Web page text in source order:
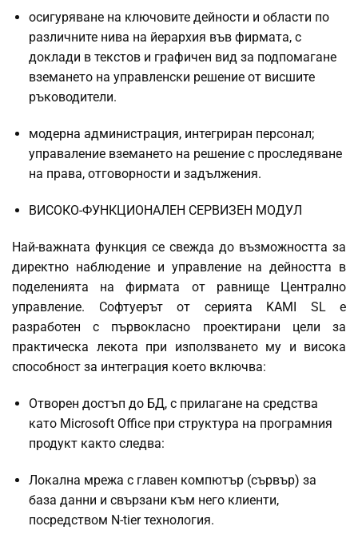
осигуряване на ключовите дейности и области по
различните нива на йерархия във фирмата, с
доклади в текстов и графичен вид за подпомагане
вземането на управленски решение от висшите
ръководители.
модерна администрация, интегриран персонал;
управаление вземането на решение с проследяване
на права, отговорности и задължения.
ВИСОКО-ФУНКЦИОНАЛЕН СЕРВИЗЕН МОДУЛ
Най-важната функция се свежда до възможността за
директно наблюдение и управление на дейността в
поделенията на фирмата от равнище Централно
управление. Софтуерът от серията KAMI SL е
разработен с първокласно проектирани цели за
практическа лекота при използването му и висока
способност за интеграция което включва:
Отворен достъп до БД, с прилагане на средства
като Microsoft Office при структура на програмния
продукт както следва:
Локална мрежа с главен компютър (сървър) за
база данни и свързани към него клиенти,
посредством N-tier технология.